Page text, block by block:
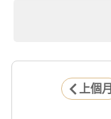
上個月